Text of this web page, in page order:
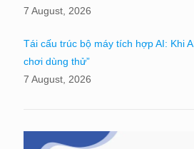
7 August, 2026
Tái cấu trúc bộ máy tích hợp AI: Khi
chơi dùng thử”
7 August, 2026